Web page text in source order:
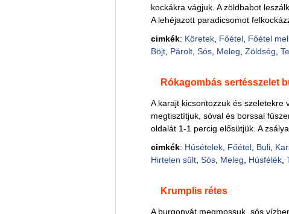
kockákra vágjuk. A zöldbabot
A lehéjazott paradicsomot
cimkék: Köretek Főétel Főétel
Böjt Párolt ,Sós Meleg ,Zöldség ,
Rókagombás sertésszelet
A karajt kicsontozzuk és szeletekre
megtisztítjuk, sóval és borssal
oldalát 1-1 percig elősütjük. A
cimkék: Húsételek Főétel Buli
Hirtelen sült ,Sós Meleg Húsfélék ,
Krumplis rétes
A burgonyát megmossuk, sós